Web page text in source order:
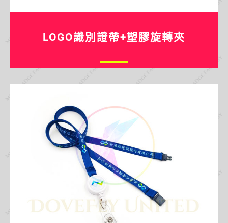
LOGO識別證帶+塑膠旋轉夾